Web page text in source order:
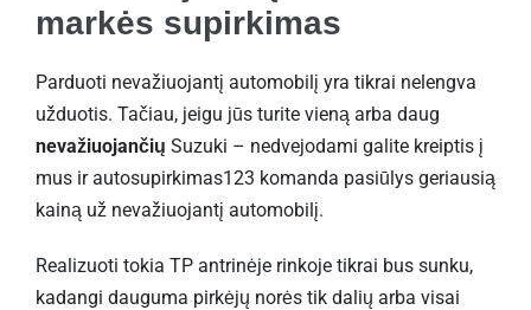
markės supirkimas
Parduoti nevažiuojantį automobilį yra tikrai nelengva
užduotis. Tačiau, jeigu jūs turite vieną arba daug
nevažiuojančių Suzuki – nedvejodami galite kreiptis į
mus ir autosupirkimas123 komanda pasiūlys geriausią
kainą už nevažiuojantį automobilį.
Realizuoti tokia TP antrinėje rinkoje tikrai bus sunku,
kadangi dauguma pirkėjų norės tik dalių arba visai